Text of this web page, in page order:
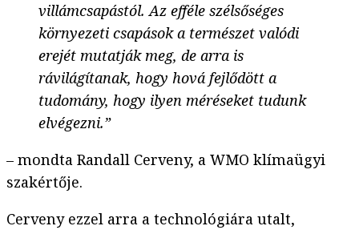
villámcsapástól. Az efféle szélsőséges
környezeti csapások a természet valódi
erejét mutatják meg, de arra is
rávilágítanak, hogy hová fejlődött a
tudomány, hogy ilyen méréseket tudunk
elvégezni.”
– mondta Randall Cerveny, a WMO klímaügyi
szakértője.
Cerveny ezzel arra a technológiára utalt,